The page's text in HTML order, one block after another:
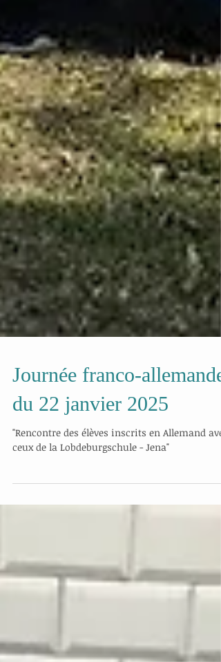
Journée franco-allemande
du 22 janvier 2025
ceux de la Lobdeburgschule - Jena"